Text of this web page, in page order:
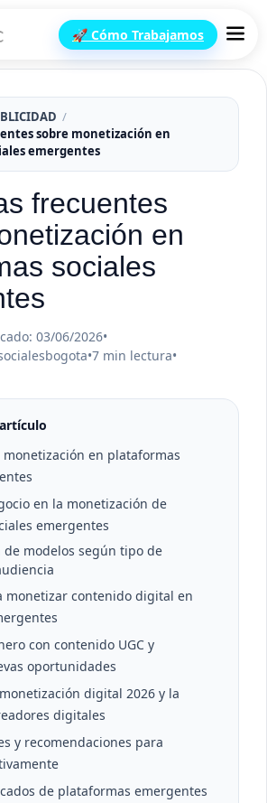
🚀 Cómo Trabajamos
sobre monetización en
emergentes
frecuentes
en
sociales
03/06/2026•
•7 min lectura•
en plataformas
en la monetización de
emergentes
de modelos según tipo de
monetizar contenido digital en
con contenido UGC y
oportunidades
digital 2026 y la
digitales
y recomendaciones para
de plataformas emergentes